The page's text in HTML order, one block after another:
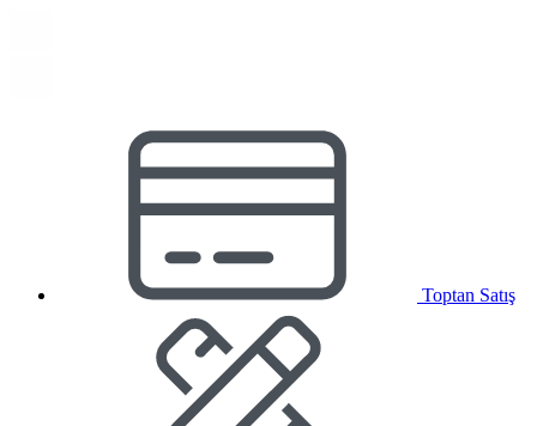
Toptan Satış